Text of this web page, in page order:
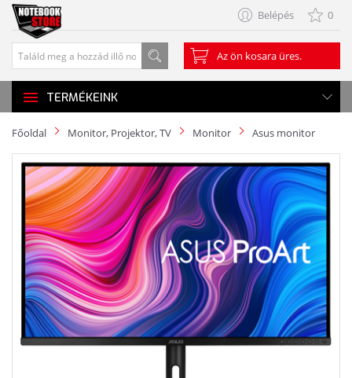
Belépés 0
Az ön kosara üres.
TERMÉKEINK
Főoldal Monitor, Projektor, TV Monitor Asus monitor